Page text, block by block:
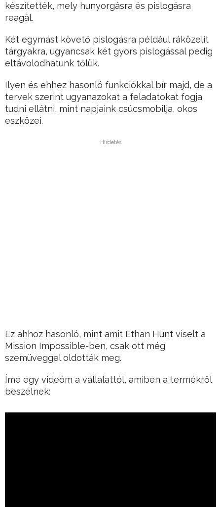
készítették, mely hunyorgásra és pislogásra
reagál.
Két egymást követő pislogásra például ráközelít
tárgyakra, ugyancsak két gyors pislogással pedig
eltávolodhatunk tőlük.
Ilyen és ehhez hasonló funkciókkal bír majd, de a
tervek szerint ugyanazokat a feladatokat fogja
tudni ellátni, mint napjaink csúcsmobilja, okos
eszközei.
Hirdetés
Ez ahhoz hasonló, mint amit Ethan Hunt viselt a
Mission Impossible-ben, csak ott még
szemüveggel oldották meg.
Íme egy videóm a vállalattól, amiben a termékről
beszélnek: